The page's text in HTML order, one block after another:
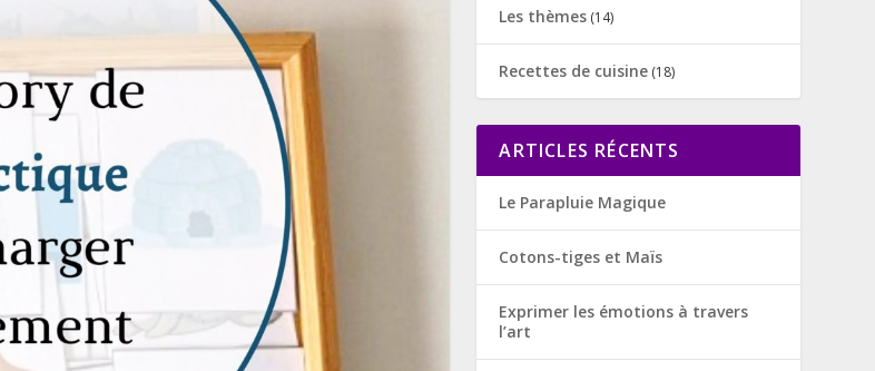
Les thèmes (14)
Recettes de cuisine (18)
ARTICLES RÉCENTS
Le Parapluie Magique
Cotons-tiges et Maïs
Exprimer les émotions à travers
l’art